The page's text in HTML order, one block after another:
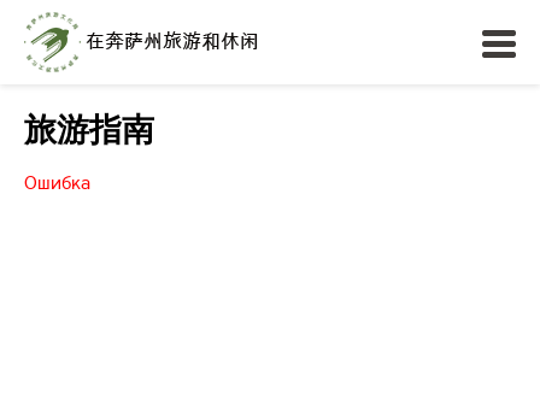
旅游指南
Ошибка